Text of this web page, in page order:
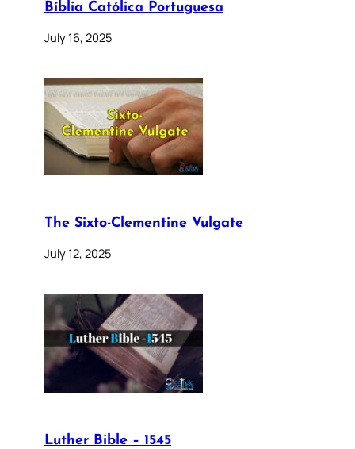
Bíblia Católica Portuguesa
July 16, 2025
The Sixto-Clementine Vulgate
July 12, 2025
Luther Bible – 1545